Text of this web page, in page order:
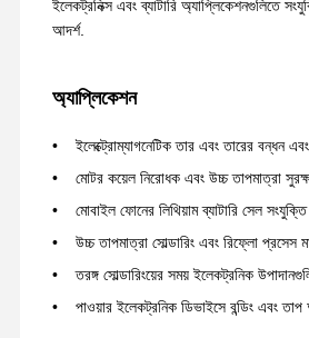
ইলেকট্রনিক্স এবং ব্যাটারি অ্যাপ্লিকেশনগুলিতে
আদর্শ.
অ্যাপ্লিকেশন
ইলেক্ট্রোম্যাগনেটিক তার এবং তারের বন্ধন এবং
মোটর কয়েল নিরোধক এবং উচ্চ তাপমাত্রা
মোবাইল ফোনের লিথিয়াম ব্যাটারি সেল
উচ্চ তাপমাত্রা সোল্ডারিং এবং রিফ্লো প্রসেস
তরঙ্গ সোল্ডারিংয়ের সময় ইলেকট্রনিক
পাওয়ার ইলেকট্রনিক ডিভাইসে বন্ডিং এবং